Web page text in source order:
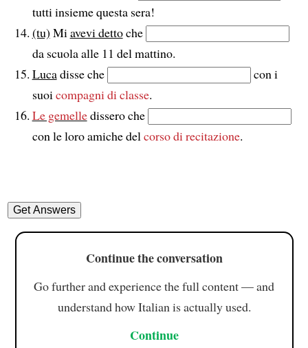
tutti insieme questa sera!
(tu) Mi avevi dettoche
da scuola alle 11 del mattino.
Lucadisse che
con i
suoi compagni di classe.
Le gemelledissero che
con le loro amiche del corso di recitazione.
Continue the conversation
Go further and experience the full content — and
understand how Italian is actually used.
Continue